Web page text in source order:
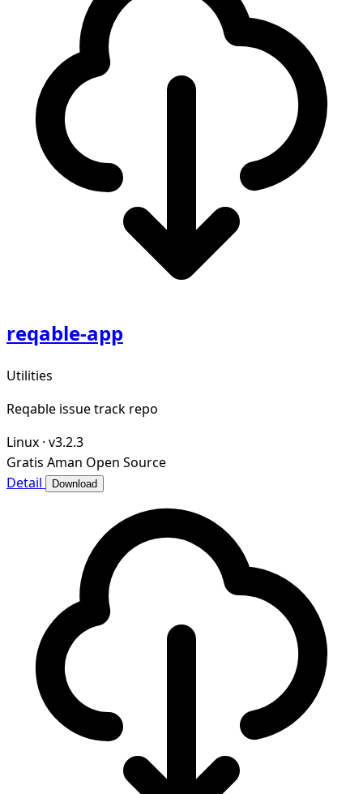
reqable-app
Utilities
Reqable issue track repo
Linux · v3.2.3
Gratis Aman Open Source
Detail
Download